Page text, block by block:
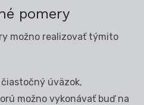
pomery
možno realizovať týmito
úväzok,
možno vykonávať buď na